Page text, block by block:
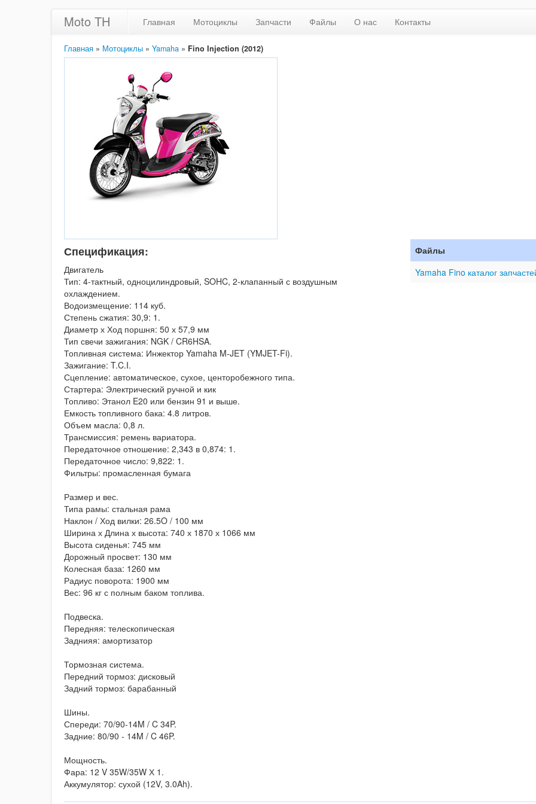
Moto TH Главная Мотоциклы Запчасти Файлы О нас Контакты
Главная » Мотоциклы » Yamaha » Fino Injection (2012)
Спецификация:
Двигатель
Тип: 4-тактный, одноцилиндровый, SOHC, 2-клапанный с воздушным
охлаждением.
Водоизмещение: 114 куб.
Степень сжатия: 30,9: 1.
Диаметр х Ход поршня: 50 х 57,9 мм
Тип свечи зажигания: NGK / CR6HSA.
Топливная система: Инжектор Yamaha M-JET (YMJET-Fi).
Зажигание: T.C.I.
Сцепление: автоматическое, сухое, центоробежного типа.
Стартера: Электрический ручной и кик
Топливо: Этанол E20 или бензин 91 и выше.
Емкость топливного бака: 4.8 литров.
Объем масла: 0,8 л.
Трансмиссия: ремень вариатора.
Передаточное отношение: 2,343 в 0,874: 1.
Передаточное число: 9,822: 1.
Фильтры: промасленная бумага
Размер и вес.
Типа рамы: стальная рама
Наклон / Ход вилки: 26.5O / 100 мм
Ширина х Длина х высота: 740 х 1870 х 1066 мм
Высота сиденья: 745 мм
Дорожный просвет: 130 мм
Колесная база: 1260 мм
Радиус поворота: 1900 мм
Вес: 96 кг с полным баком топлива.
Подвеска.
Передняя: телескопическая
Заднияя: амортизатор
Тормозная система.
Передний тормоз: дисковый
Задний тормоз: барабанный
Шины.
Спереди: 70/90-14M / C 34P.
Задние: 80/90 - 14M / C 46P.
Мощность.
Фара: 12 V 35W/35W Х 1.
Аккумулятор: сухой (12V, 3.0Ah).
Файлы
Yamaha Fino каталог